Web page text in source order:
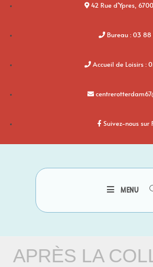
42 Rue d'Ypres,
Bureau : 03 88
Accueil de Loisirs :
Suivez-nous sur
MENU
APRÈS LA